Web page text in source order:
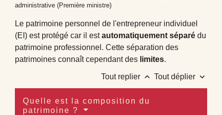
administrative (Première ministre)
Le patrimoine personnel de l'entrepreneur individuel
(EI) est protégé car il estautomatiquement séparé du
patrimoine professionnel. Cette séparation des
patrimoines connaît cependant des limites.
Tout replier keyboard_arrow_up Tout déplier keyboard_arrow_down
Quelle est la composition du
patrimoine ?